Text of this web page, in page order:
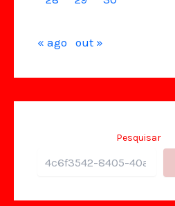
« ago out »
Pesquisar